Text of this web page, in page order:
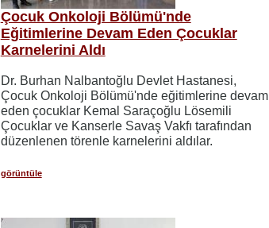
Çocuk Onkoloji Bölümü'nde
Eğitimlerine Devam Eden Çocuklar
Karnelerini Aldı
Dr. Burhan Nalbantoğlu Devlet Hastanesi,
Çocuk Onkoloji Bölümü'nde eğitimlerine devam
eden çocuklar Kemal Saraçoğlu Lösemili
Çocuklar ve Kanserle Savaş Vakfı tarafından
düzenlenen törenle karnelerini aldılar.
görüntüle